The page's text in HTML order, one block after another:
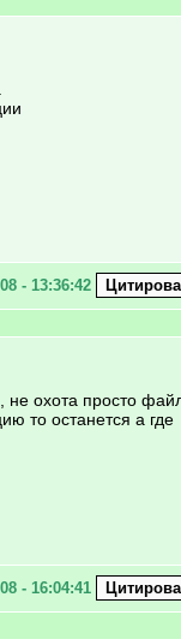
- 13:36:42
не охота просто
то останется а где
- 16:04:41